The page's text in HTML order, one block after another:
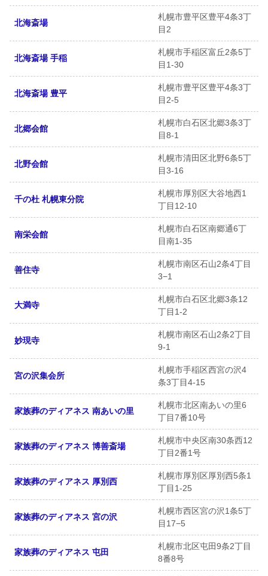
北海斎場
札幌市豊平区豊平4条3丁
目2
北海斎場 手稲
札幌市手稲区富丘2条5丁
目1-30
北海斎場 豊平
札幌市豊平区豊平4条3丁
目2-5
北郷会館
札幌市白石区北郷3条3丁
目8-1
北野会館
札幌市清田区北野6条5丁
目3-16
千の杜 札幌東分院
札幌市厚別区大谷地西1
丁目12-10
南栄会館
札幌市白石区南郷通6丁
目南1-35
善住寺
札幌市南区石山2条4丁目
3−1
大満寺
札幌市白石区北郷3条12
丁目1-2
妙現寺
札幌市南区石山2条2丁目
9-1
宮の沢集会所
札幌市手稲区西宮の沢4
条3丁目4-15
家族葬のディアネス 南あいの里
札幌市北区南あいの里6
丁目7番10号
家族葬のディアネス 博善斎場
札幌市中央区南30条西12
丁目2番1号
家族葬のディアネス 厚別西
札幌市厚別区厚別西5条1
丁目1-25
家族葬のディアネス 宮の沢
札幌市西区宮の沢1条5丁
目17−5
家族葬のディアネス 屯田
札幌市北区屯田9条2丁目
8番8号